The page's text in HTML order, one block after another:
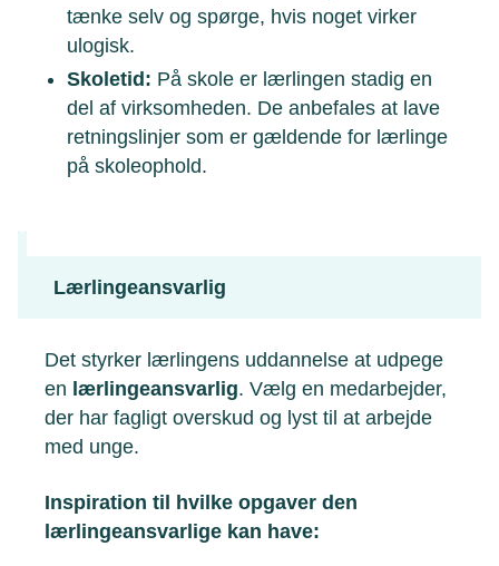
tænke selv og spørge, hvis noget virker
ulogisk.
Skoletid: På skole er lærlingen stadig en
del af virksomheden. De anbefales at lave
retningslinjer som er gældende for lærlinge
på skoleophold.
Lærlingeansvarlig
Det styrker lærlingens uddannelse at udpege
en lærlingeansvarlig. Vælg en medarbejder,
der har fagligt overskud og lyst til at arbejde
med unge.
Inspiration til hvilke opgaver den
lærlingeansvarlige kan have: